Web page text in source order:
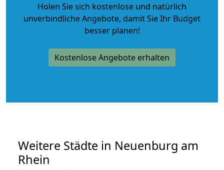
Holen Sie sich kostenlose und natürlich
unverbindliche Angebote, damit Sie Ihr Budget
besser planen!
Kostenlose Angebote erhalten
Weitere Städte in Neuenburg am
Rhein